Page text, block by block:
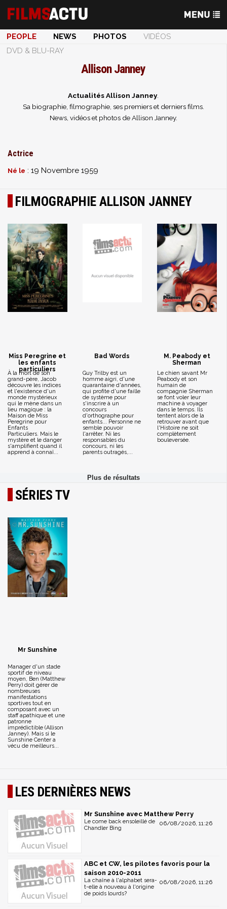
PEOPLE NEWS PHOTOS
VIDÉOS
DVD & BLU-RAY
Allison Janney
Actualités Allison Janney.
Sa biographie, filmographie, ses premiers et derniers films.
News, vidéos et photos de Allison Janney.
Actrice
Né le : 19 Novembre 1959
FILMOGRAPHIE ALLISON JANNEY
Miss Peregrine et
les enfants
particuliers
À la mort de son
grand-père, Jacob
découvre les indices
et l'existence d'un
monde mystérieux
qui le mène dans un
lieu magique : la
Maison de Miss
Peregrine pour
Enfants
Particuliers. Mais le
mystère et le danger
s'amplifient quand il
apprend à connaî...
Bad Words
Guy Trilby est un
homme aigri, d'une
quarantaine d'années,
qui profite d'une faille
de système pour
s'inscrire à un
concours
d'orthographe pour
enfants... Personne ne
semble pouvoir
l'arrêter. Ni les
responsables du
concours, ni les
parents outragés,...
M. Peabody et
Sherman
Le chien savant Mr
Peabody et son
humain de
compagnie Sherman
se font voler leur
machine à voyager
dans le temps. Ils
tentent alors de la
retrouver avant que
l'Histoire ne soit
complètement
bouleversée.
SÉRIES TV
Mr Sunshine
Manager d'un stade
sportif de niveau
moyen, Ben (Matthew
Perry) doit gérer de
nombreuses
manifestations
sportives tout en
composant avec un
staff apathique et une
patronne
imprédictible (Allison
Janney). Mais si le
Sunshine Center a
vécu de meilleurs...
LES DERNIÈRES NEWS
Mr Sunshine avec Matthew Perry
06/08/2026, 11:26
Le come back ensoleillé de
Chandler Bing
ABC et CW, les pilotes favoris pour la
saison 2010-2011
06/08/2026, 11:26
La chaîne à l'alphabet sera-
t-elle à nouveau à l'origine
de poids lourds?